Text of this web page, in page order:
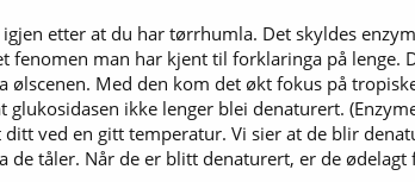
etter at du har tørrhumla. Det skyldes
fenomen man har kjent til forklaringa på lenge.
ølscenen. Med den kom det økt fokus på
ikke lenger blei denaturert.
ved en gitt temperatur. Vi sier at de blir
de tåler. Når de er blitt denaturert, er de ødelagt